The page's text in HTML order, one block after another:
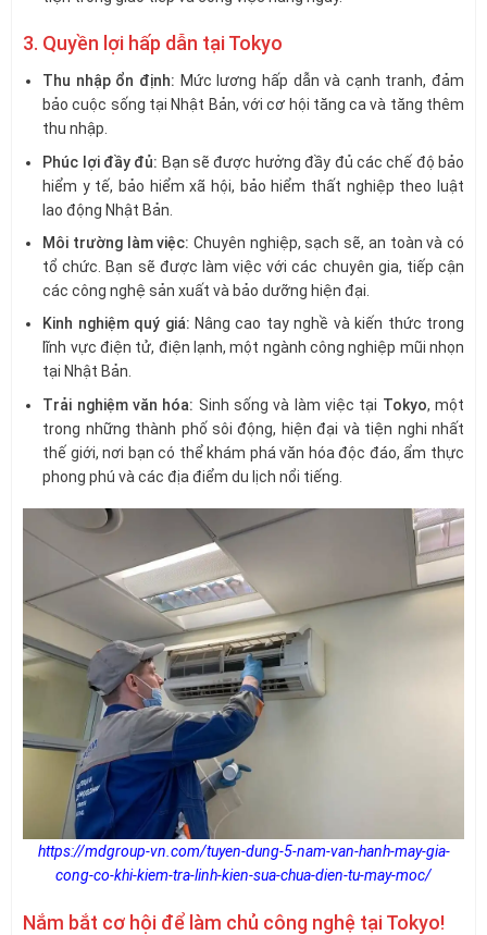
3. Quyền lợi hấp dẫn tại Tokyo
Thu nhập ổn định: Mức lương hấp dẫn và cạnh tranh, đảm
bảo cuộc sống tại Nhật Bản, với cơ hội tăng ca và tăng thêm
thu nhập.
Phúc lợi đầy đủ: Bạn sẽ được hưởng đầy đủ các chế độ bảo
hiểm y tế, bảo hiểm xã hội, bảo hiểm thất nghiệp theo luật
lao động Nhật Bản.
Môi trường làm việc: Chuyên nghiệp, sạch sẽ, an toàn và có
tổ chức. Bạn sẽ được làm việc với các chuyên gia, tiếp cận
các công nghệ sản xuất và bảo dưỡng hiện đại.
Kinh nghiệm quý giá: Nâng cao tay nghề và kiến thức trong
lĩnh vực điện tử, điện lạnh, một ngành công nghiệp mũi nhọn
tại Nhật Bản.
Trải nghiệm văn hóa: Sinh sống và làm việc tại Tokyo, một
trong những thành phố sôi động, hiện đại và tiện nghi nhất
thế giới, nơi bạn có thể khám phá văn hóa độc đáo, ẩm thực
phong phú và các địa điểm du lịch nổi tiếng.
https://mdgroup-vn.com/tuyen-dung-5-nam-van-hanh-may-gia-
cong-co-khi-kiem-tra-linh-kien-sua-chua-dien-tu-may-moc/
Nắm bắt cơ hội để làm chủ công nghệ tại Tokyo!